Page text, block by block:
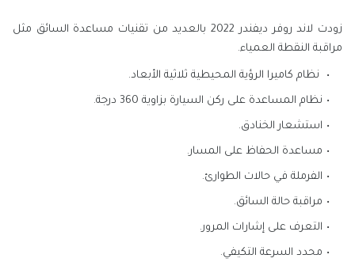
زودت لاند روفر ديفندر 2022 بالعديد من تقنيات مساعدة السائق مثل
مراقبة النقطة العمياء.
نظام كاميرا الرؤية المحيطية ثلاثية الأبعاد.
نظام المساعدة على ركن السيارة بزاوية 360 درجة.
استشعار الخنادق.
مساعدة الحفاظ على المسار.
الفرملة في حالات الطوارئ.
مراقبة حالة السائق.
التعرف على إشارات المرور.
محدد السرعة التكيفي.